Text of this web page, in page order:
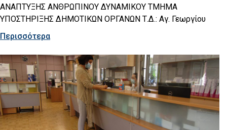
ΑΝΑΠΤΥΞΗΣ ΑΝΘΡΩΠΙΝΟΥ ΔΥΝΑΜΙΚΟΥ ΤΜΗΜΑ
ΥΠΟΣΤΗΡΙΞΗΣ ΔΗΜΟΤΙΚΩΝ ΟΡΓΑΝΩΝ Τ.Δ.: Αγ. Γεωργίου
Περισσότερα